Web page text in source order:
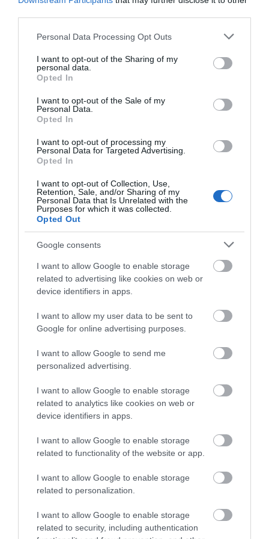
Please note that this website/app uses one or more Google
not limited to your visit or usage behaviour. You may click to
grant or deny consent to Google and its third-party tags to
use your data for below specified purposes in below Google
consent section.
Personal Data Processing Opt Outs
I want to opt-out of the Sharing of my
personal data.
Opted In
I want to opt-out of the Sale of my
Personal Data.
Opted In
I want to opt-out of processing my
Personal Data for Targeted Advertising.
Opted In
I want to opt-out of Collection, Use,
Retention, Sale, and/or Sharing of my
Personal Data that Is Unrelated with the
Purposes for which it was collected.
Opted Out
Google consents
I want to allow Google to enable storage
related to advertising like cookies on web or
device identifiers in apps.
I want to allow my user data to be sent to
Google for online advertising purposes.
I want to allow Google to send me
personalized advertising.
I want to allow Google to enable storage
related to analytics like cookies on web or
device identifiers in apps.
I want to allow Google to enable storage
related to functionality of the website or app.
I want to allow Google to enable storage
related to personalization.
I want to allow Google to enable storage
related to security, including authentication
09.08.2026 | 16:40
χιλιομέτρων μέσα στον Αύγουστο
– «Κινδυνεύουμε να χάσουμε το
πλοίο!»
Παραλία «διαμάντι»: Θυμίζει
Κουφονήσια και απέχει μόλις 1,5
ώρα από την Αθήνα
09.08.2026 | 16:00
Νέα τραγωδία σε παραλία της
Εύβοιας: Πέθανε άνδρας
09.08.2026 | 15:40
Market Pass: Νέος κύκλος από το
αναμένονται οι πληρωμές
09.08.2026 | 15:20
ευρώ – Ποιοι δρόμοι αλλάζουν
09.08.2026 | 15:00
Τουρισμός για Όλους 2026-2027:
Έως 600 ευρώ η επιδότηση
09.08.2026 | 14:40
Έκτακτα μέτρα και απαγορεύσεις
σήμερα στην Εύβοια – Μεγάλη
προσοχή!
δικαιούχοι πληρώνονται έως τις
14 Αυγούστου
09.08.2026 | 14:00
Όλες οι τελευταίες ειδήσεις
ΠΕΡΙΣΣΟΤΕΡΑ ΑΠΟ ΕΙΔΗΣΕΙΣ ΕΥΒΟΙΑ
Χαμός με πασίγνωστο
τραγουδιστή στην
Εύβοια: Προσοχή! Που
απαγορεύεται η
και πεζών
Ουρά χιλιομέτρων
μέσα στον Αύγουστο –
χάσουμε το πλοίο!»
Νέα τραγωδία σε
παραλία της Εύβοιας: